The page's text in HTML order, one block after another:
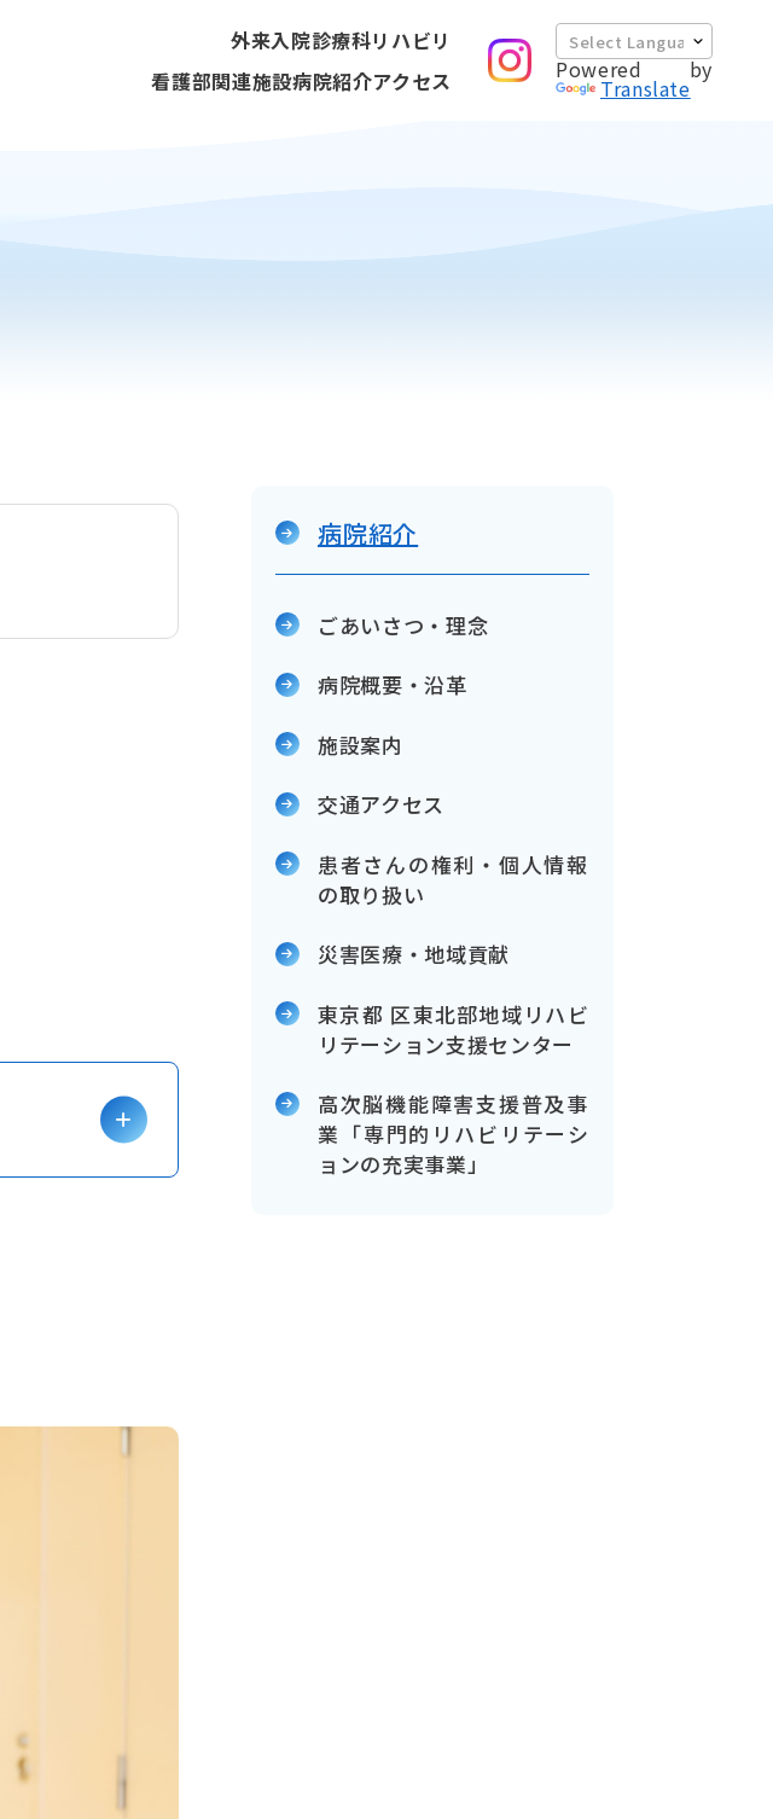
外来入院診療科リハビリ
看護部関連施設病院紹介アクセス Powered by
Translate
病院紹介
ごあいさつ・理念
病院概要・沿革
施設案内
交通アクセス
患者さんの権利・個人情報
の取り扱い
災害医療・地域貢献
東京都 区東北部地域リハビ
リテーション支援センター
高次脳機能障害支援普及事
業「専門的リハビリテーシ
ョンの充実事業」